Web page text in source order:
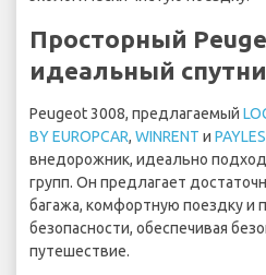
Просторный
идеальный
Peugeot 3008, предлагаемый
BY EUROPCAR, WINRENT и
внедорожник, идеально
групп. Он предлагает
багажа, комфортную поездку и
безопасности, обеспечивая
путешествие.